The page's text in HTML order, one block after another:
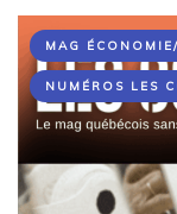
MAG
NUMÉROS LES